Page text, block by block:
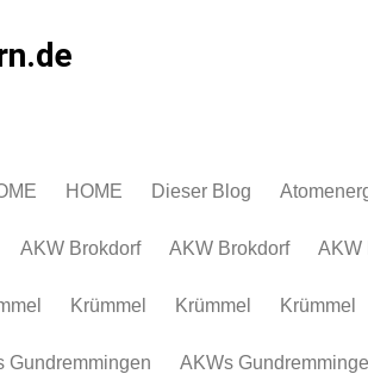
HOME Dieser Blog
AKW Brokdorf AKW Brokdorf AKW
Krümmel Krümmel Krümmel
Gundremmingen AKWs